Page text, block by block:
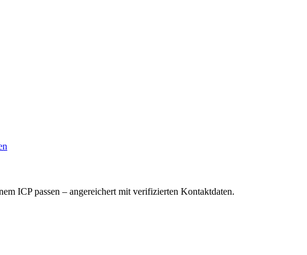
ICP passen – angereichert mit verifizierten Kontaktdaten.